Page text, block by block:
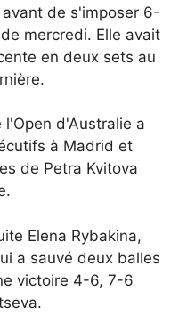
de s'imposer 6-
mercredi. Elle avait
en deux sets au
d'Australie a
à Madrid et
de Petra Kvitova
Elena Rybakina,
a sauvé deux balles
victoire 4-6, 7-6